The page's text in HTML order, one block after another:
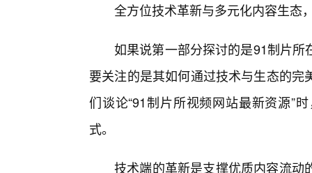
全方位技术革新与多元化内容生态
如果说第一部分探讨的是91制片
要关注的是其如何通过技术与生态的
们谈论“91制片所视频网站最新资源”
式。
技术端的革新是支撑优质内容流动